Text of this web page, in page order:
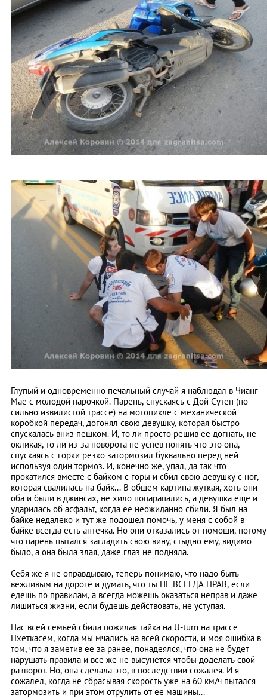
Глупый и одновременно печальный случай я наблюдал в Чианг
Мае с молодой парочкой. Парень, спускаясь с Дой Сутеп (по
сильно извилистой трассе) на мотоцикле с механической
коробкой передач, догонял свою девушку, которая быстро
спускалась вниз пешком. И, то ли просто решив ее догнать, не
окликая, то ли из-за поворота не успев понять что это она,
спускаясь с горки резко затормозил буквально перед ней
используя один тормоз. И, конечно же, упал, да так что
прокатился вместе с байком с горы и сбил свою девушку с ног,
которая свалилась на байк... В общем картина жуткая, хоть они
оба и были в джинсах, не хило поцарапались, а девушка еще и
ударилась об асфальт, когда ее неожиданно сбили. Я был на
байке недалеко и тут же подошел помочь, у меня с собой в
байке всегда есть аптечка. Но они отказались от помощи, потому
что парень пытался загладить свою вину, стыдно ему, видимо
было, а она была злая, даже глаз не подняла.
Себя же я не оправдываю, теперь понимаю, что надо быть
вежливым на дороге и думать, что ты НЕ ВСЕГДА ПРАВ, если
едешь по правилам, а всегда можешь оказаться неправ и даже
лишиться жизни, если будешь действовать, не уступая.
Нас всей семьей сбила пожилая тайка на U-turn на трассе
Пхеткасем, когда мы мчались на всей скорости, и моя ошибка в
том, что я заметив ее за ранее, понадеялся, что она не будет
нарушать правила и все же не высунется чтобы доделать свой
разворот. Но, она сделала это, в последствии сожалея. И я
сожалел, когда не сбрасывая скорость уже на 60 км/ч пытался
затормозить и при этом отрулить от ее машины...